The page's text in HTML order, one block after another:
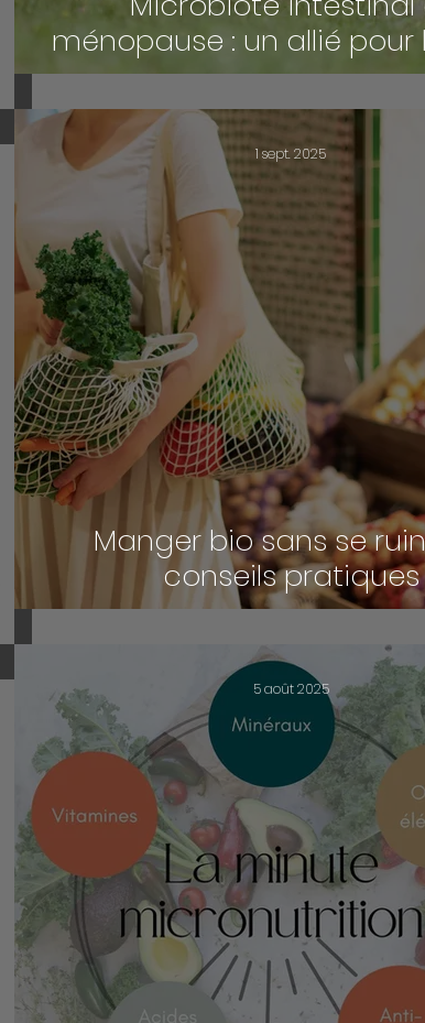
ménopause : un allié pour
de poids
1 sept. 2025
Manger bio sans se
conseils pratiques
5 août 2025